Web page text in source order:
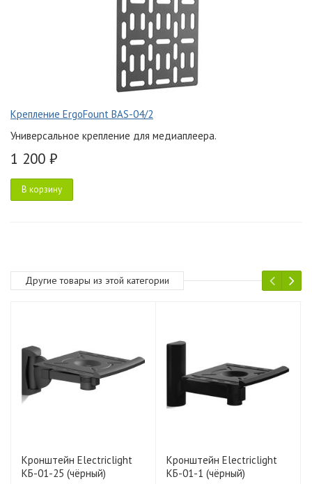
Крепление ErgoFount BAS-04/2
Универсальное крепление для медиаплеера.
1 200 ₽
В корзину
Другие товары из этой категории
Кронштейн Electriclight
КБ-01-25 (чёрный)
Кронштейн Electriclight
КБ-01-1 (чёрный)